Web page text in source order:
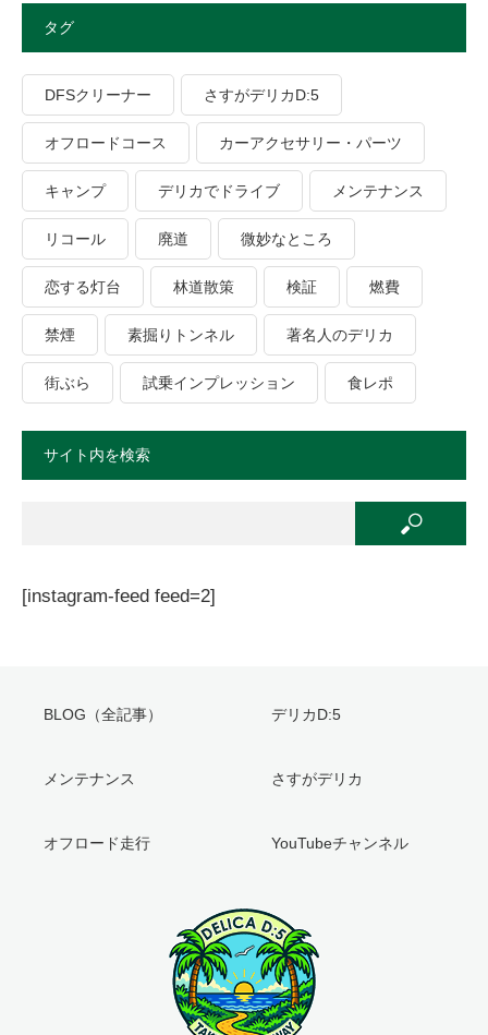
タグ
DFSクリーナー さすがデリカD:5
オフロードコース カーアクセサリー・パーツ
キャンプ デリカでドライブ メンテナンス
リコール 廃道 微妙なところ
恋する灯台 林道散策 検証 燃費
禁煙 素掘りトンネル 著名人のデリカ
街ぶら 試乗インプレッション 食レポ
サイト内を検索
[instagram-feed feed=2]
BLOG（全記事） デリカD:5
メンテナンス さすがデリカ
オフロード走行 YouTubeチャンネル